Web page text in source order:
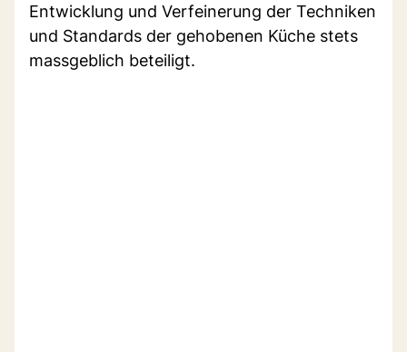
Entwicklung und Verfeinerung der Techniken
und Standards der gehobenen Küche stets
massgeblich beteiligt.